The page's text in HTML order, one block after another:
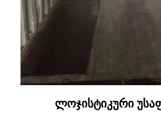
ლოჯისტიკური